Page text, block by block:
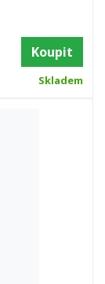
Koupit
Skladem